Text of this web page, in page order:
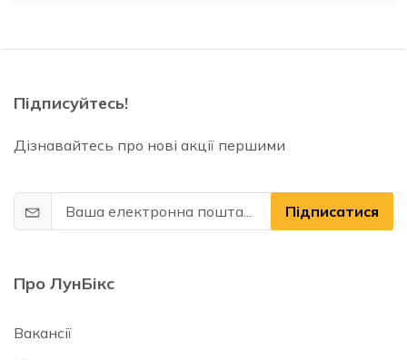
Підписуйтесь!
Дізнавайтесь про нові акції першими
Підписатися
Про ЛунБікс
Вакансії